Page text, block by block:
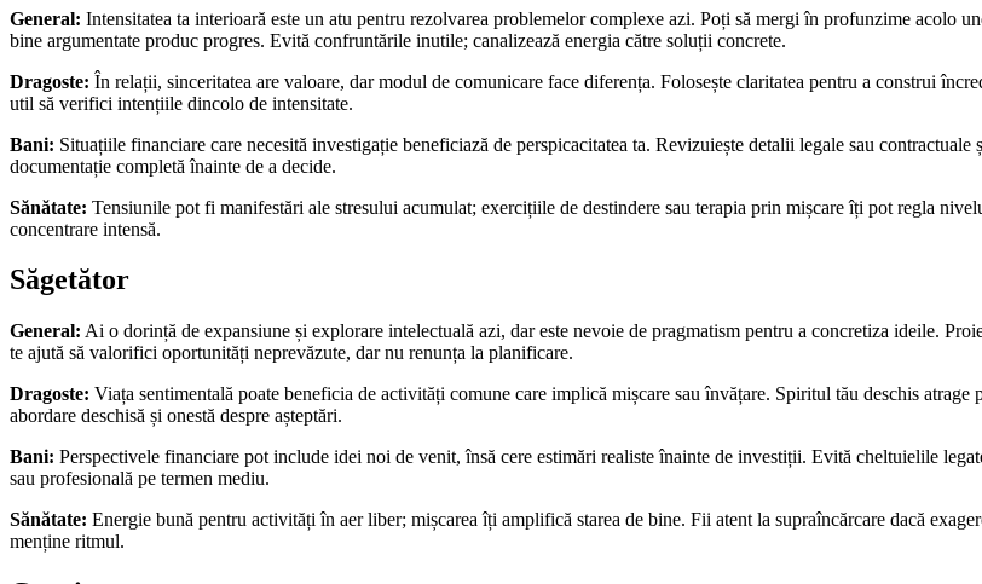
General: Intensitatea ta interioară este un atu pentru rezolvarea problemelor complexe azi. Poți să mergi în profunzime acolo
bine argumentate produc progres. Evită confruntările inutile; canalizează energia către soluții concrete.
Dragoste: În relații, sinceritatea are valoare, dar modul de comunicare face diferența. Folosește claritatea pentru a construi
util să verifici intențiile dincolo de intensitate.
Bani: Situațiile financiare care necesită investigație beneficiază de perspicacitatea ta. Revizuiește detalii legale sau
documentație completă înainte de a decide.
Sănătate: Tensiunile pot fi manifestări ale stresului acumulat; exercițiile de destindere sau terapia prin mișcare îți pot regla
concentrare intensă.
Săgetător
General: Ai o dorință de expansiune și explorare intelectuală azi, dar este nevoie de pragmatism pentru a concretiza ideile.
te ajută să valorifici oportunități neprevăzute, dar nu renunța la planificare.
Dragoste: Viața sentimentală poate beneficia de activități comune care implică mișcare sau învățare. Spiritul tău deschis
abordare deschisă și onestă despre așteptări.
Bani: Perspectivele financiare pot include idei noi de venit, însă cere estimări realiste înainte de investiții. Evită cheltuielile
sau profesională pe termen mediu.
Sănătate: Energie bună pentru activități în aer liber; mișcarea îți amplifică starea de bine. Fii atent la supraîncărcare dacă
menține ritmul.